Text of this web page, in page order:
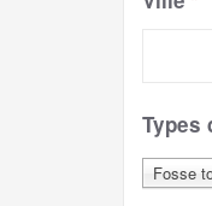
Types
Fosse